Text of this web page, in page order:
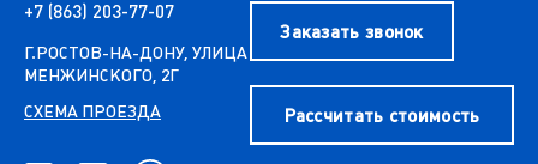
+7 (863) 203-77-07
Г.РОСТОВ-НА-ДОНУ, УЛИЦА
МЕНЖИНСКОГО, 2Г
СХЕМА ПРОЕЗДА
Заказать звонок
Рассчитать стоимость